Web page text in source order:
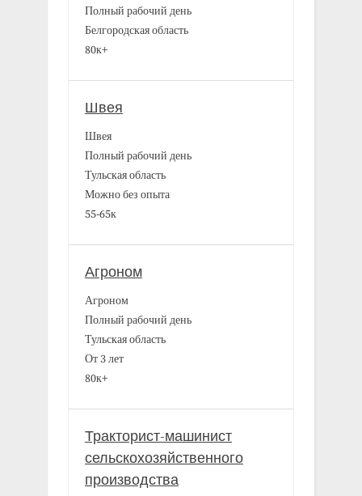
Полный рабочий день
Белгородская область
80к+
Швея
Швея
Полный рабочий день
Тульская область
Можно без опыта
55-65к
Агроном
Агроном
Полный рабочий день
Тульская область
От 3 лет
80к+
Тракторист-машинист
сельскохозяйственного
производства